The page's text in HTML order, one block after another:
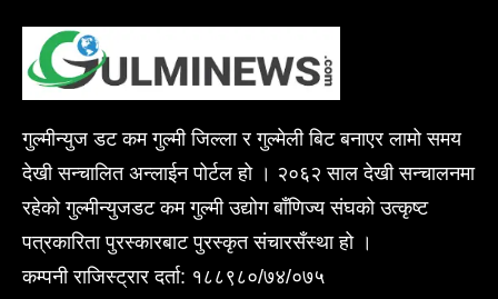
गुल्मीन्युज डट कम गुल्मी जिल्ला र गुल्मेली बिट बनाएर लामो समय
देखी सन्चालित अन्लाईन पोर्टल हो । २०६२ साल देखी सन्चालनमा
रहेको गुल्मीन्युजडट कम गुल्मी उद्योग बाँणिज्य संघको उत्कृष्ट
पत्रकारिता पुरस्कारबाट पुरस्कृत संचारसँस्था हो ।
कम्पनी राजिस्ट्रार दर्ता: १८८९८०/७४/०७५